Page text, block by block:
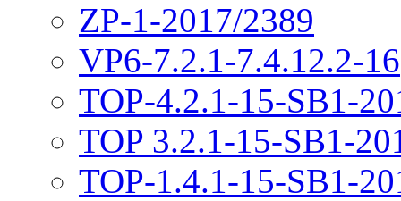
ZP-1-2017/2389
VP6-7.2.1-7.4.12.2-16
TOP-4.2.1-15-SB1-
TOP 3.2.1-15-SB1-
TOP-1.4.1-15-SB1-